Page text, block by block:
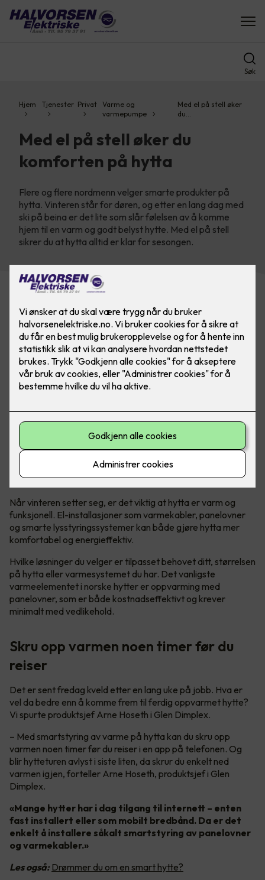
Søk
Hjem Tjenester Privat
Varme og
varmepumpe
Med el på stell øker
du…
Med el på stell øker du
komforten på hytta
Flere og flere nordmenn velger smarte produkter på
hytta. Vinteren står for døren, og etter en lang dag med
ski på beina er det lite som slår følelsen av å komme
hjem til en varm og godt belyst hytte. Med el på stell
sikrer du at hytta alltid er klar for sesongen.
vel da bedre enn å komme frem til ferdig oppvarmet
hytte?
Økt komfort med riktig elektrisk
installasjon
Når vinteren setter seg, er det viktig at hytta er varm og
funksjonell. El-installasjoner som varmekabler, panelovner
og smarte lysstyringssystemer kan både gjøre hytta mer
komfortabel og energieffektiv.
Hvilke løsninger du velger er tilpasset behovet ditt, størrelsen
på hytta eller varmesystemet du har. Det vanligste
varmeelementet i norske hytter er oppvarming med
panelovner, som er både kostnadseffektivt og krever
minimalt med vedlikehold.
Skru opp varmen noen timer før du
reiser
Det er sent fredag kveld etter en lang uke på jobb. Hva er
vel da bedre enn å komme frem til ferdig oppvarmet hytte?
Vi spurte produktsjef Arne Hoseth i Glen Dimplex.
– Med smartstyring av varme på hytta kan du skru opp
varmen noen timer før du reiser i en app på telefonen. Og
blir hytteturen avlyst i siste liten, da skrur du enkelt ned
varmen igjen, forteller Arne Hoseth, produktsjef i Glen
Dimplex.
«Mange hytter har i dag tilgang til internett – enten
fast installert eller som mobilt bredbånd. Da er det
enkelt å installere såkalt smartstyring av panelovner
og varmekabler.»
Les også: Drømmer du om en smart hytte?